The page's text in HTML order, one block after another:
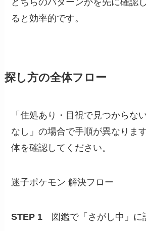
どちらのパターンかを先に確認
ると効率的です。
探し方の全体フロー
「住処あり・目視で見つからな
なし」の場合で手順が異なりま
体を確認してください。
迷子ポケモン 解決フロー
STEP 1 図鑑で「さがし中」に